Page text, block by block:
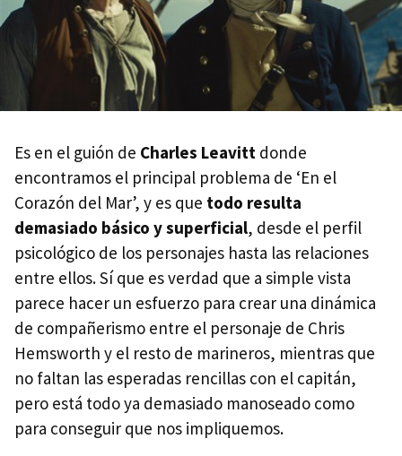
Es en el guión de Charles Leavitt donde
encontramos el principal problema de ‘En el
Corazón del Mar’, y es que todo resulta
demasiado básico y superficial, desde el perfil
psicológico de los personajes hasta las relaciones
entre ellos. Sí que es verdad que a simple vista
parece hacer un esfuerzo para crear una dinámica
de compañerismo entre el personaje de Chris
Hemsworth y el resto de marineros, mientras que
no faltan las esperadas rencillas con el capitán,
pero está todo ya demasiado manoseado como
para conseguir que nos impliquemos.